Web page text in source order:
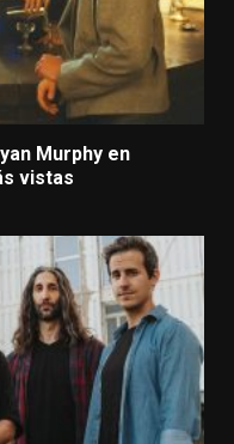
Murphy en
vistas